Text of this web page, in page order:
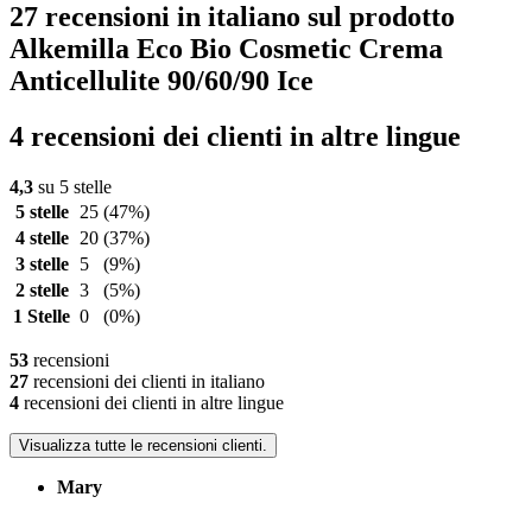
27 recensioni in italiano sul prodotto
Alkemilla Eco Bio Cosmetic Crema
Anticellulite 90/60/90 Ice
4 recensioni dei clienti in altre lingue
4,3 su 5 stelle
5 stelle
25 (47%)
4 stelle
20 (37%)
3 stelle
5
(9%)
2 stelle 3
(5%)
1 Stelle 0 (0%)
53 recensioni
27 recensioni dei clienti in italiano
4 recensioni dei clienti in altre lingue
Visualizza tutte le recensioni clienti.
Mary